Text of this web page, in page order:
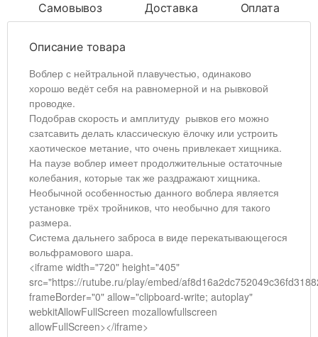
Самовывоз
Доставка Оплата
Описание товара
Воблер с нейтральной плавучестью, одинаково
хорошо ведёт себя на равномерной и на рывковой
проводке.
Подобрав скорость и амплитуду рывков его можно
сзатсавить делать классическую ёлочку или устроить
хаотическое метание, что очень привлекает хищника.
На паузе воблер имеет продолжительные остаточные
колебания, которые так же раздражают хищника.
Необычной особенностью данного воблера является
установке трёх тройников, что необычно для такого
размера.
Система дальнего заброса в виде перекатывающегося
вольфрамового шара.
<iframe width="720" height="405"
src="https://rutube.ru/play/embed/
frameBorder="0" allow="clipboard-write; autoplay"
webkitAllowFullScreen mozallowfullscreen
allowFullScreen></iframe>